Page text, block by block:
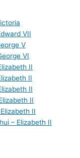
VII
V
VI
II
II
II
II
II
– Elizabeth II